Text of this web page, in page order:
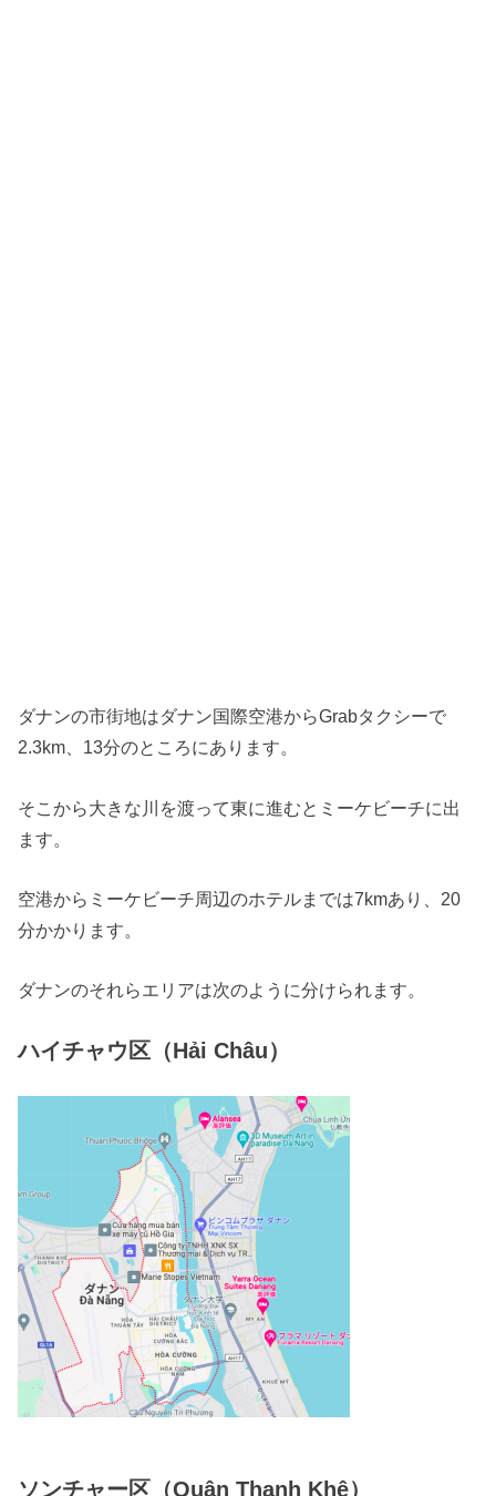
ダナンの市街地はダナン国際空港からGrabタクシーで
2.3km、13分のところにあります。
そこから大きな川を渡って東に進むとミーケビーチに出
ます。
空港からミーケビーチ周辺のホテルまでは7kmあり、20
分かかります。
ダナンのそれらエリアは次のように分けられます。
ハイチャウ区（Hải Châu）
ソンチャー区（Quận Thanh Khê）